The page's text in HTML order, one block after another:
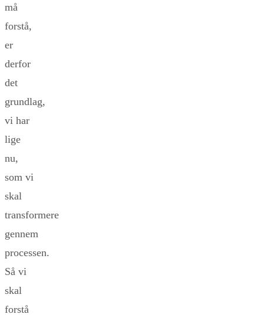
må
forstå,
er
derfor
det
grundlag,
vi har
lige
nu,
som vi
skal
transformere
gennem
processen.
Så vi
skal
forstå